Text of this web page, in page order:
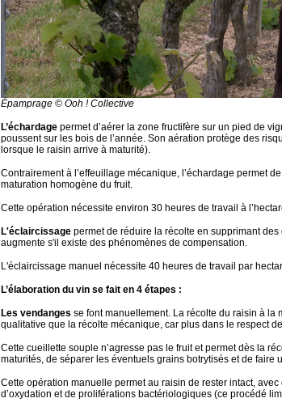
Épamprage © Ooh ! Collective
L’échardage permet d’aérer la zone fructifère sur un pied de
poussent sur les bois de l’année. Son aération protège des
lorsque le raisin arrive à maturité).
Contrairement à l’effeuillage mécanique, l’échardage permet
maturation homogène du fruit.
Cette opération nécessite environ 30 heures de travail à
L'éclaircissage permet de réduire la récolte en supprimant
augmente s'il existe des phénomènes de compensation.
L'éclaircissage manuel nécessite 40 heures de travail par
L’élaboration du vin se fait en 4 étapes :
Les vendanges se font manuellement. La récolte du raisin à la
qualitative que la récolte mécanique, car plus dans le respect
Cette cueillette souple n’agresse pas le fruit et permet dès la
maturités, de séparer les éventuels grains botrytisés et de faire
Cette opération manuelle permet au raisin de rester intact,
d’oxydation et de proliférations bactériologiques (ce procédé